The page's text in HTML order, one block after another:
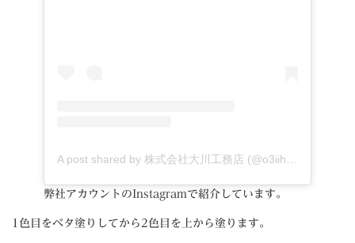
弊社アカウントのInstagramで紹介しています。
1色目をベタ塗りしてから2色目を上から塗ります。